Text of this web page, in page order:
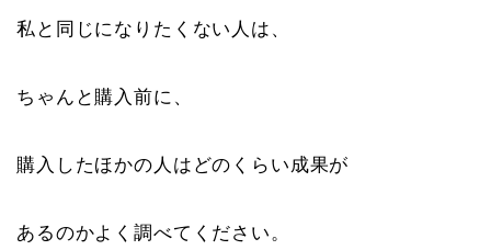
私と同じになりたくない人は、
ちゃんと購入前に、
購入したほかの人はどのくらい成果が
あるのかよく調べてください。